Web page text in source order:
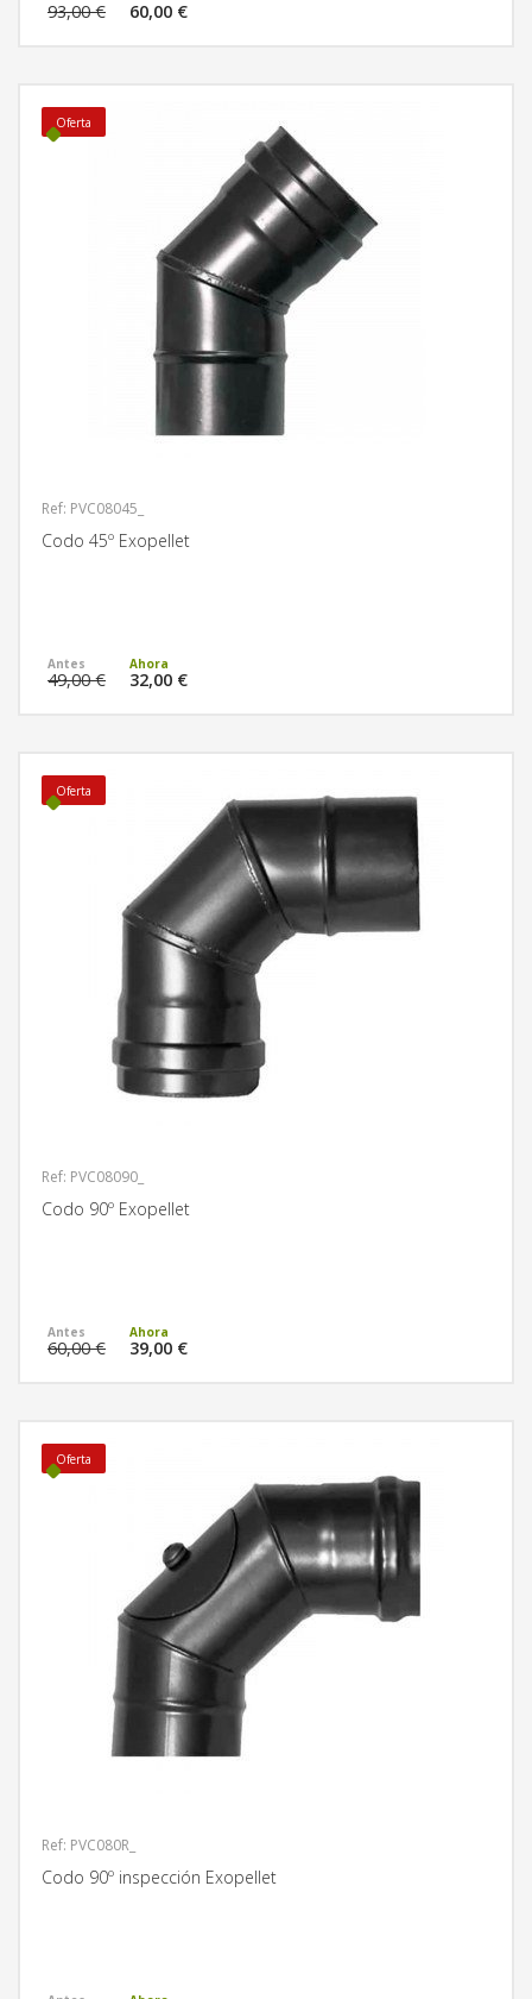
93,00 € 60,00 €
Oferta
Ref: PVC08045_
Codo 45º Exopellet
49,00 € 32,00 €
Oferta
Ref: PVC08090_
Codo 90º Exopellet
60,00 € 39,00 €
Oferta
Ref: PVC080R_
Codo 90º inspección Exopellet